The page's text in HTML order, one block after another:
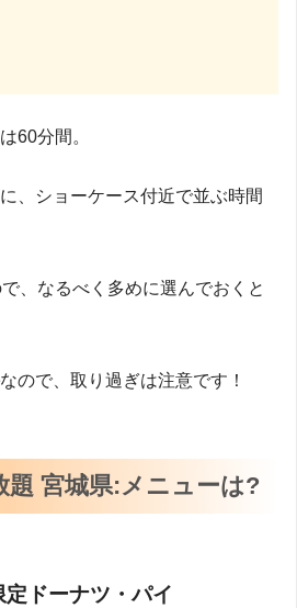
60分間。
、ショーケース付近で並ぶ時間
、なるべく多めに選んでおくと
なので、取り過ぎは注意です！
題 宮城県:メニューは?
定ドーナツ・パイ